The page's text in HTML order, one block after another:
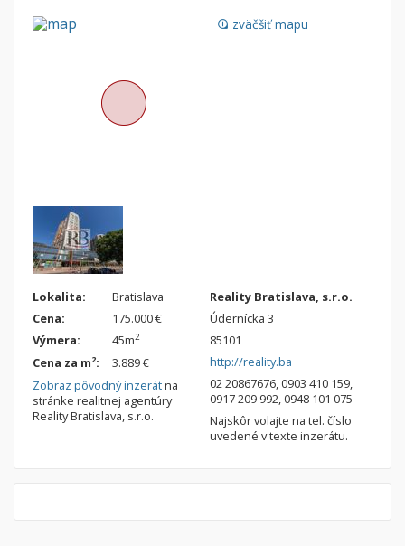
Dvojgarsónky
Pozemok
Stavebné pozemky
Bývanie a rekreácia
Priemyselný pozemok
Poľnohospodárske pozemky
Iný poľnohospodársky pozemok
loupe zväčšiť mapu
Lokalita:
Bratislava
Cena:
175.000 €
Výmera:
45m2
Cena za m2:
3.889 €
Zobraz pôvodný inzerátna
stránke realitnej agentúry
Reality Bratislava, s.r.o.
Reality Bratislava, s.r.o.
Údernícka 3
85101
http://reality.ba
02 20867676, 0903 410 159,
0917 209 992, 0948 101 075
Najskôr volajte na tel. číslo
uvedené v texte inzerátu.